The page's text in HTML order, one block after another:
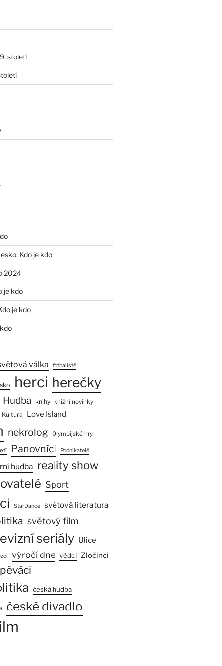
století
Kdo je kdo
2024
je kdo
je kdo
válka fotbalisté
herci herečky
Hudba knihy knižní novinky
Kultura Love Island
nekrolog Olympijské hry
Panovníci Podnikatelé
hudba reality show
Sport
StarDance světová literatura
světový film
seriály Ulice
výročí dne vědci Zločinci
česká hudba
české divadlo